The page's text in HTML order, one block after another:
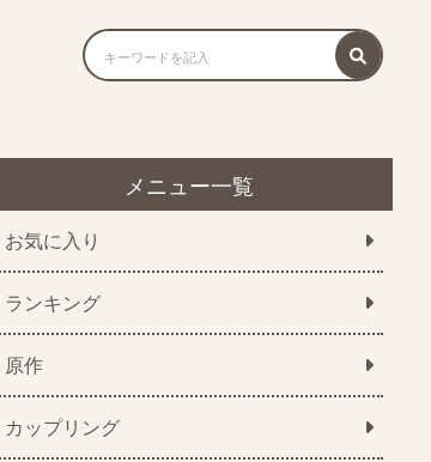
メニュー一覧
お気に入り
ランキング
原作
カップリング